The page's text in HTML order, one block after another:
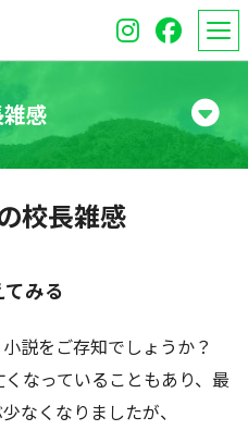
感
校長雑感
みる
説をご存知でしょうか？
なっていることもあり、最
なくなりましたが、